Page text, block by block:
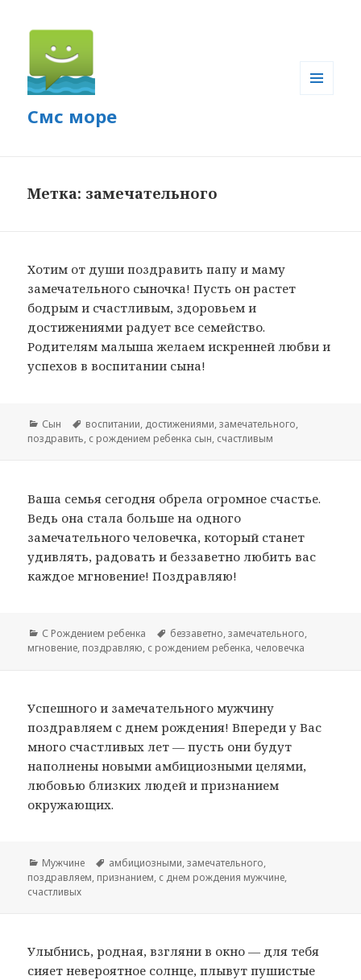
Смс море
Метка: замечательного
Хотим от души поздравить папу и маму
замечательного сыночка! Пусть он растет
бодрым и счастливым, здоровьем и
достижениями радует все семейство.
Родителям малыша желаем искренней любви и
успехов в воспитании сына!
Рубрики
Сын Метки
воспитании, достижениями,замечательного,
поздравить, с рождением ребенка сын, счастливым
Ваша семья сегодня обрела огромное счастье.
Ведь она стала больше на одного
замечательного человечка, который станет
удивлять, радовать и беззаветно любить вас
каждое мгновение! Поздравляю!
Рубрики
С Рождением ребенка Метки
беззаветно,замечательного,
мгновение, поздравляю, с рождением ребенка, человечка
Успешного и замечательного мужчину
поздравляем с днем рождения! Впереди у Вас
много счастливых лет — пусть они будут
наполнены новыми амбициозными целями,
любовью близких людей и признанием
окружающих.
Рубрики
Мужчине Метки
амбициозными,замечательного,
поздравляем, признанием, с днем рождения мужчине,
счастливых
Улыбнись, родная, взгляни в окно — для тебя
сияет невероятное солнце, плывут пушистые